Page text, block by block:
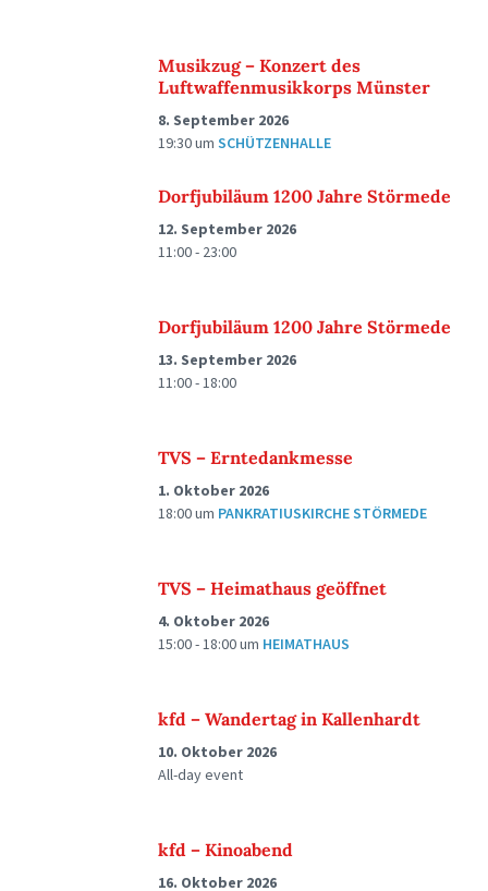
Musikzug – Konzert des
Luftwaffenmusikkorps Münster
8. September 2026
19:30um SCHÜTZENHALLE
Dorfjubiläum 1200 Jahre Störmede
12. September 2026
11:00 - 23:00
Dorfjubiläum 1200 Jahre Störmede
13. September 2026
11:00 - 18:00
TVS – Erntedankmesse
1. Oktober 2026
18:00um PANKRATIUSKIRCHE STÖRMEDE
TVS – Heimathaus geöffnet
4. Oktober 2026
15:00 - 18:00um HEIMATHAUS
kfd – Wandertag in Kallenhardt
10. Oktober 2026
All-day event
kfd – Kinoabend
16. Oktober 2026